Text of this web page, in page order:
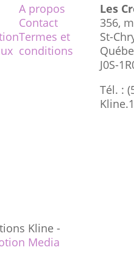
A propos
Contact
Termes et
conditions
Les
356,
St-
J0S-
Tél. :
Kline -
Media